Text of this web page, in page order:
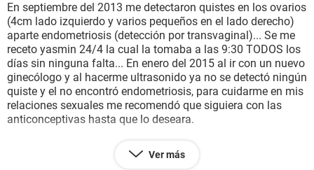
SEXUALIDAD
GLOSARIO
En septiembre del 2013 me detectaron quistes en los ovarios
(4cm lado izquierdo y varios pequeños en el lado derecho)
aparte endometriosis (detección por transvaginal)... Se me
receto yasmin 24/4 la cual la tomaba a las 9:30 TODOS los
días sin ninguna falta... En enero del 2015 al ir con un nuevo
ginecólogo y al hacerme ultrasonido ya no se detectó ningún
quiste y el no encontró endometriosis, para cuidarme en mis
relaciones sexuales me recomendó que siguiera con las
anticonceptivas hasta que lo deseara.
En abril fueron mis ultimas relaciones sexuales mis periodos
de los últimos meses han sido:Ver más